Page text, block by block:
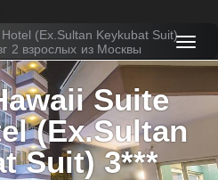
(Ex.Sultan Keykubat Suit)
2 взрослых из Москвы
Suite
(Ex.Sultan
Suit) 3***